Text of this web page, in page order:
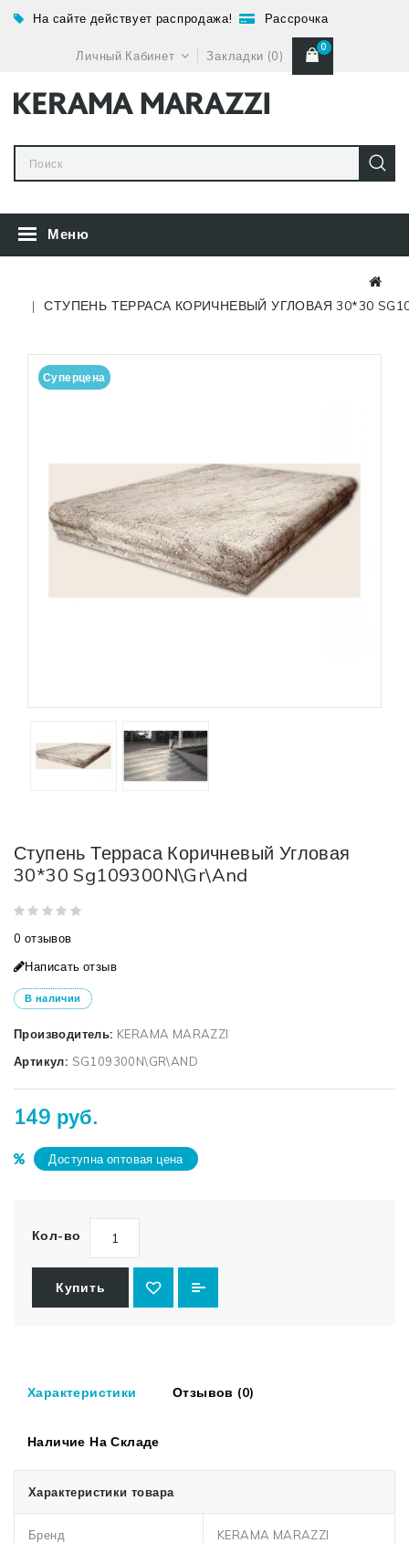
На сайте действует распродажа! Рассрочка
Личный Кабинет Закладки (0)
0
Меню
СТУПЕНЬ ТЕРРАСА КОРИЧНЕВЫЙ УГЛОВАЯ 30*30
Суперцена
Ступень Терраса Коричневый Угловая
30*30 Sg109300N\Gr\And
0 отзывов
Написать отзыв
В наличии
Производитель: KERAMA MARAZZI
Артикул: SG109300N\GR\AND
149 руб.
Доступна оптовая цена
Кол-во
Купить
Характеристики Отзывов (0)
Наличие На Складе
Характеристики товара
Бренд KERAMA MARAZZI